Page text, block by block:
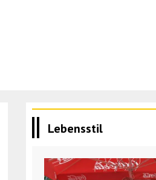
Lebensstil